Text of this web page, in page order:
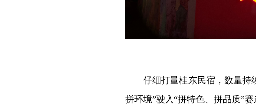
仔细打量桂东民宿，数量持
拼环境”驶入“拼特色、拼品质”赛